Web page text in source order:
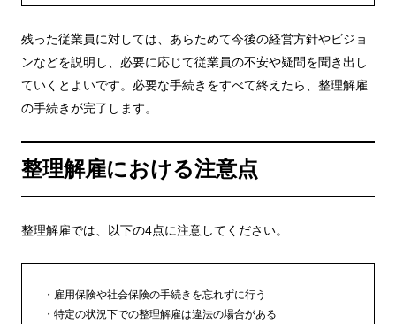
残った従業員に対しては、あらためて今後の経営方針やビジョ
ンなどを説明し、必要に応じて従業員の不安や疑問を聞き出し
ていくとよいです。必要な手続きをすべて終えたら、整理解雇
の手続きが完了します。
整理解雇における注意点
整理解雇では、以下の4点に注意してください。
雇用保険や社会保険の手続きを忘れずに行う
特定の状況下での整理解雇は違法の場合がある